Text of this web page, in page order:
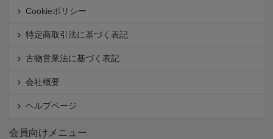
Cookieポリシー
特定商取引法に基づく表記
古物営業法に基づく表記
会社概要
ヘルプページ
会員向けメニュー